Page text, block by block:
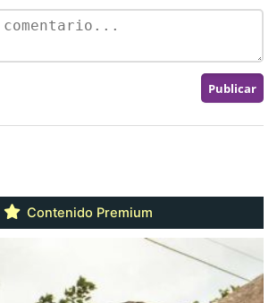
Contenido Premium